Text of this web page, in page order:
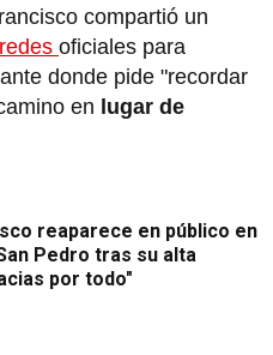
compartió un
oficiales para
donde pide "recordar
en lugar de
reaparece en público en
Pedro tras su alta
por todo"